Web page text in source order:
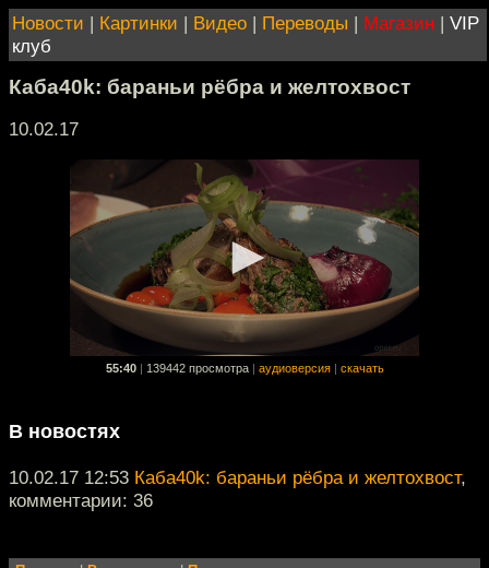
Новости | Картинки | Видео | Переводы | Магазин | VIP
клуб
Каба40k: бараньи рёбра и желтохвост
10.02.17
55:40 139442 просмотра аудиоверсия скачать
В новостях
10.02.17 12:53 Каба40k: бараньи рёбра и желтохвост,
комментарии: 36